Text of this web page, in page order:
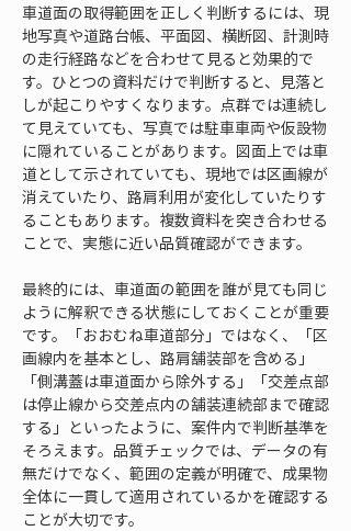
車道面の取得範囲を正しく判断するには、現
地写真や道路台帳、平面図、横断図、計測時
の走行経路などを合わせて見ると効果的で
す。ひとつの資料だけで判断すると、見落と
しが起こりやすくなります。点群では連続し
て見えていても、写真では駐車車両や仮設物
に隠れていることがあります。図面上では車
道として示されていても、現地では区画線が
消えていたり、路肩利用が変化していたりす
ることもあります。複数資料を突き合わせる
ことで、実態に近い品質確認ができます。
最終的には、車道面の範囲を誰が見ても同じ
ように解釈できる状態にしておくことが重要
です。「おおむね車道部分」ではなく、「区
画線内を基本とし、路肩舗装部を含める」
「側溝蓋は車道面から除外する」「交差点部
は停止線から交差点内の舗装連続部まで確認
する」といったように、案件内で判断基準を
そろえます。品質チェックでは、データの有
無だけでなく、範囲の定義が明確で、成果物
全体に一貫して適用されているかを確認する
ことが大切です。